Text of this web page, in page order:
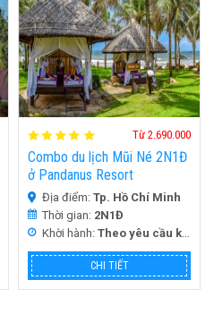
Từ 2.690.000
Combo du lịch Mũi Né 2N1Đ
ở Pandanus Resort
Địa điểm: Tp. Hồ Chí Minh
Thời gian: 2N1Đ
Khời hành: Theo yêu cầu khách
CHI TIẾT